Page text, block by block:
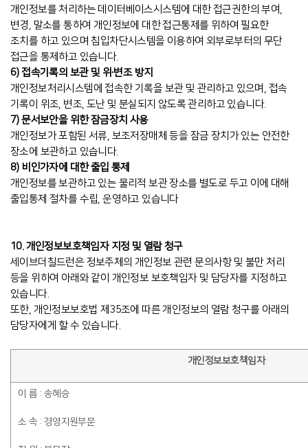
개인정보를 처리하는 데이터베이스시스템에 대한 접근권한의 부여,
변경, 말소를 통하여 개인정보에 대한 접근통제를 위하여 필요한
조치를 하고 있으며 침입차단시스템을 이용하여 외부로부터의 무단
접근을 통제하고 있습니다.
6) 접속기록의 보관 및 위∙변조 방지
개인정보처리시스템에 접속한 기록을 보관 및 관리하고 있으며, 접속
기록이 위조, 변조, 도난 및 분실되지 않도록 관리하고 있습니다.
7) 문서보안을 위한 잠금장치 사용
개인정보가 포함된 서류, 보조저장매체 등을 잠금 장치가 있는 안전한
장소에 보관하고 있습니다.
8) 비인가자에 대한 출입 통제
개인정보를 보관하고 있는 물리적 보관 장소를 별도로 두고 이에 대해
출입통제 절차를 수립, 운영하고 있습니다
10. 개인정보보호책임자 지정 및 열람 청구
세이브더칠드런은 정보주체의 개인정보 관련 문의사항 및 불만 처리
등을 위하여 아래와 같이 개인정보 보호책임자 및 담당자를 지정하고
있습니다.
또한, 개인정보보호법 제35조에 따른 개인정보의 열람 청구를 아래의
담당자에게 할 수 있습니다.
개인정보보호책임자
이 름 : 송혜승
소 속 : 경영지원부문